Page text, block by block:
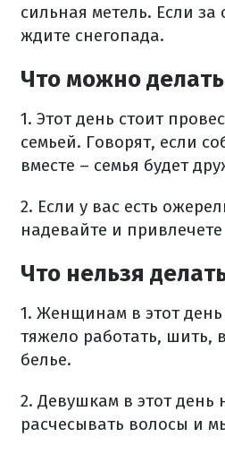
сильная метель. Если за
ждите снегопада.
Что можно
1. Этот день стоит
семьей. Говорят, если
вместе – семья будет
2. Если у вас есть
надевайте и
Что нельзя
1. Женщинам в этот
тяжело работать, шить,
белье.
2. Девушкам в этот день
расчесывать волосы и